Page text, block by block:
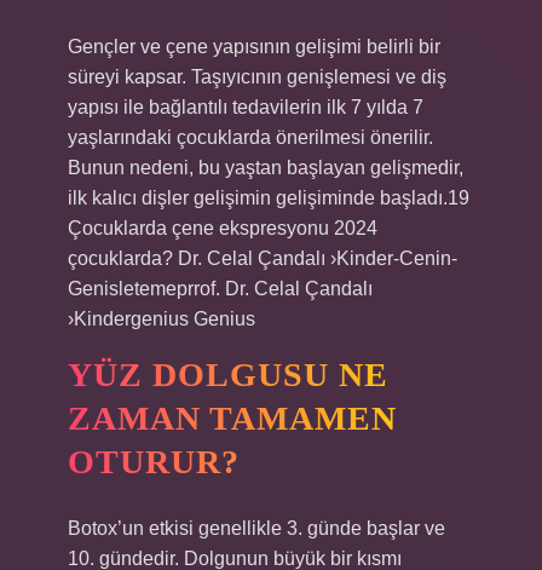
Gençler ve çene yapısının gelişimi belirli bir
süreyi kapsar. Taşıyıcının genişlemesi ve diş
yapısı ile bağlantılı tedavilerin ilk 7 yılda 7
yaşlarındaki çocuklarda önerilmesi önerilir.
Bunun nedeni, bu yaştan başlayan gelişmedir,
ilk kalıcı dişler gelişimin gelişiminde başladı.19
Çocuklarda çene ekspresyonu 2024
çocuklarda? Dr. Celal Çandalı ›Kinder-Cenin-
Genisletemeprrof. Dr. Celal Çandalı
›Kindergenius Genius
YÜZ DOLGUSU NE
ZAMAN TAMAMEN
OTURUR?
Botox’un etkisi genellikle 3. günde başlar ve
10. gündedir. Dolgunun büyük bir kısmı